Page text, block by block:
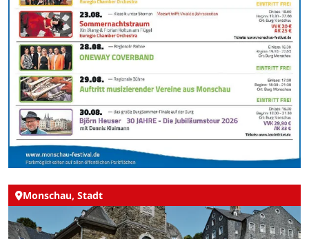
Monschau, Stadt